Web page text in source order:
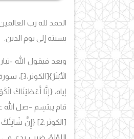
الحمد لله رب
بسنته إلى يوم الدين.
وبعد فيقول الله -
الأَبْتَرُ}
إياه،{إِنَّا أَعْطَيْنَاكَ
قام يبتسِم –صل الله
[الكوثر:2]
{إِنَّ شَانِئَكَ
اللؤلؤ، ضرب يدي في